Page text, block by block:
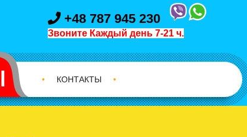
+48 787 945 230
Звоните Каждый день 7-21 ч.
• КОНТАКТЫ •